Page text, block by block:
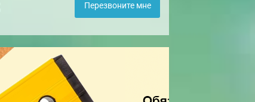
Перезвоните мне